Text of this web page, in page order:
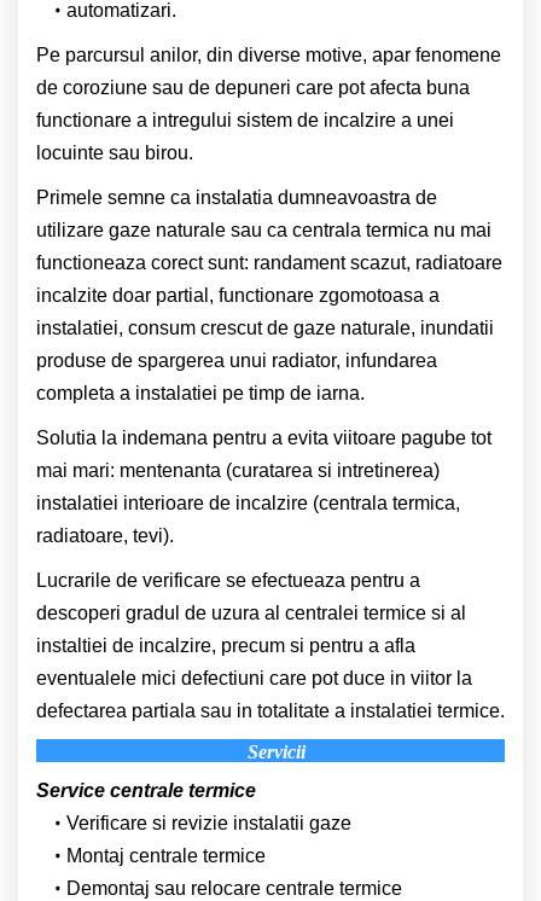
automatizari.
Pe parcursul anilor, din diverse motive, apar fenomene
de coroziune sau de depuneri care pot afecta buna
functionare a intregului sistem de incalzire a unei
locuinte sau birou.
Primele semne ca instalatia dumneavoastra de
utilizare gaze naturale sau ca centrala termica nu mai
functioneaza corect sunt: randament scazut, radiatoare
incalzite doar partial, functionare zgomotoasa a
instalatiei, consum crescut de gaze naturale, inundatii
produse de spargerea unui radiator, infundarea
completa a instalatiei pe timp de iarna.
Solutia la indemana pentru a evita viitoare pagube tot
mai mari: mentenanta (curatarea si intretinerea)
instalatiei interioare de incalzire (centrala termica,
radiatoare, tevi).
Lucrarile de verificare se efectueaza pentru a
descoperi gradul de uzura al centralei termice si al
instaltiei de incalzire, precum si pentru a afla
eventualele mici defectiuni care pot duce in viitor la
defectarea partiala sau in totalitate a instalatiei termice.
Servicii
Service centrale termice
Verificare si revizie instalatii gaze
Montaj centrale termice
Demontaj sau relocare centrale termice